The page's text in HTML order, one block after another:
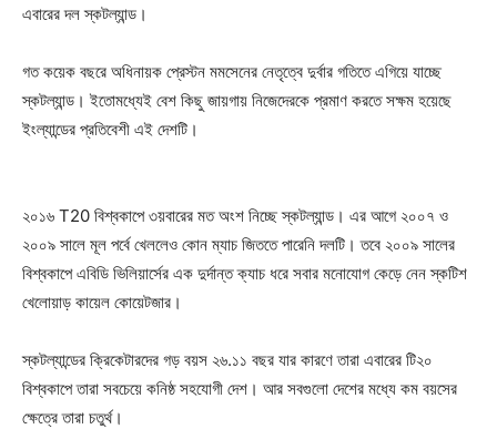
এবারের দল স্কটল্যান্ড।
গত কয়েক বছরে অধিনায়ক প্রেস্টন মমসেনের নেতৃত্বে দুর্বার গতিতে এগিয়ে যাচ্ছে
স্কটল্যান্ড। ইতোমধ্যেই বেশ কিছু জায়গায় নিজেদেরকে প্রমাণ করতে সক্ষম হয়েছে
ইংল্যান্ডের প্রতিবেশী এই দেশটি।
২০১৬ T20 বিশ্বকাপে ৩য়বারের মত অংশ নিচ্ছে স্কটল্যান্ড। এর আগে ২০০৭ ও
২০০৯ সালে মূল পর্বে খেললেও কোন ম্যাচ জিততে পারেনি দলটি। তবে ২০০৯ সালের
বিশ্বকাপে এবিডি ভিলিয়ার্সের এক দুর্দান্ত ক্যাচ ধরে সবার মনোযোগ কেড়ে নেন স্কটিশ
খেলোয়াড় কায়েল কোয়েটজার।
স্কটল্যান্ডের ক্রিকেটারদের গড় বয়স ২৬.১১ বছর যার কারণে তারা এবারের টি২০
বিশ্বকাপে তারা সবচেয়ে কনিষ্ঠ সহযোগী দেশ। আর সবগুলো দেশের মধ্যে কম বয়সের
ক্ষেত্রে তারা চতুর্থ।